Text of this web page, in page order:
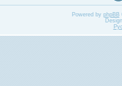
Powered by phpBB